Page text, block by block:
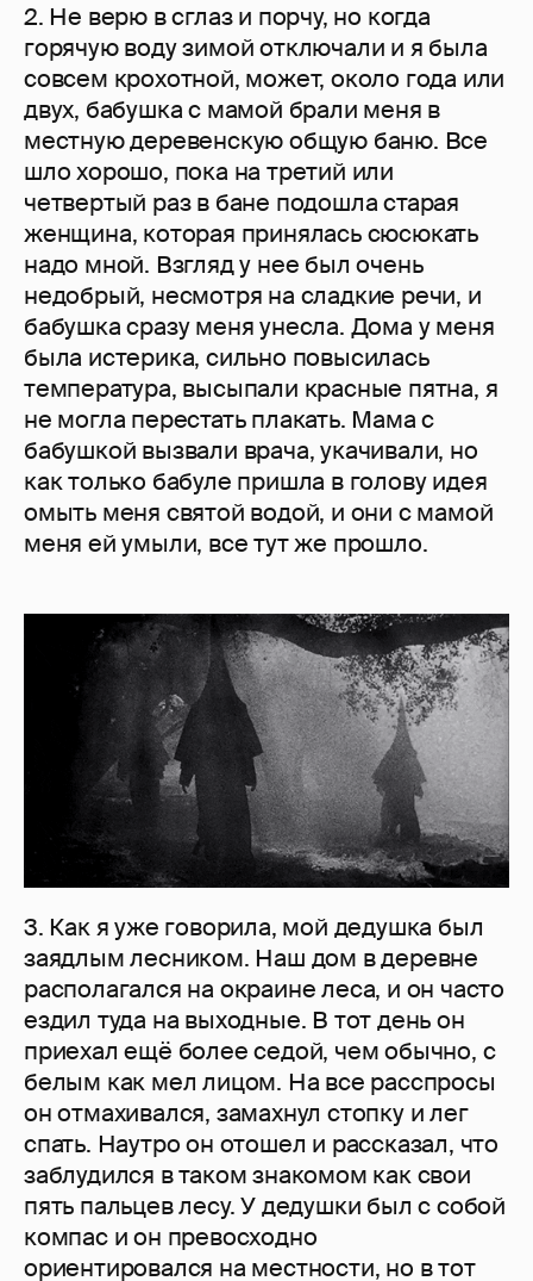
2. Не верю в сглаз и порчу, но когда
горячую воду зимой отключали и я была
совсем крохотной, может, около года или
двух, бабушка с мамой брали меня в
местную деревенскую общую баню. Все
шло хорошо, пока на третий или
четвертый раз в бане подошла старая
женщина, которая принялась сюсюкать
надо мной. Взгляд у нее был очень
недобрый, несмотря на сладкие речи, и
бабушка сразу меня унесла. Дома у меня
была истерика, сильно повысилась
температура, высыпали красные пятна, я
не могла перестать плакать. Мама с
бабушкой вызвали врача, укачивали, но
как только бабуле пришла в голову идея
омыть меня святой водой, и они с мамой
меня ей умыли, все тут же прошло.
3. Как я уже говорила, мой дедушка был
заядлым лесником. Наш дом в деревне
располагался на окраине леса, и он часто
ездил туда на выходные. В тот день он
приехал ещё более седой, чем обычно, с
белым как мел лицом. На все расспросы
он отмахивался, замахнул стопку и лег
спать. Наутро он отошел и рассказал, что
заблудился в таком знакомом как свои
пять пальцев лесу. У дедушки был с собой
компас и он превосходно
ориентировался на местности, но в тот